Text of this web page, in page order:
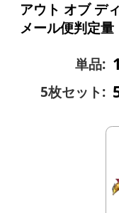
アウト オブ デ
メール便判定量
単品:
5枚セット: